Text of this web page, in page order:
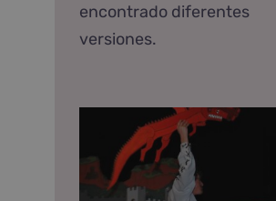
encontrado diferentes
versiones.